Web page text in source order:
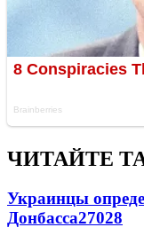
ЧИТАЙТЕ
Украинцы
Донбасса27028